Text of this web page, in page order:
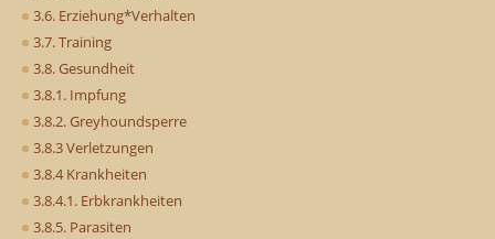
3.6. Erziehung*Verhalten
3.7. Training
3.8. Gesundheit
3.8.1. Impfung
3.8.2. Greyhoundsperre
3.8.3 Verletzungen
3.8.4 Krankheiten
3.8.4.1. Erbkrankheiten
3.8.5. Parasiten